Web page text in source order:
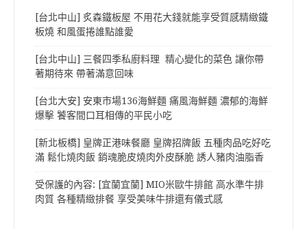
[台北中山] 炙森鐵板屋 不用花大錢就能享受質感精緻鐵
板燒 和風蛋捲誰點誰愛
[台北中山] 三餐四季私廚料理 精心變化的菜色 讓你帶
著期待來 帶著滿意回味
[台北大安] 安東市場136海鮮麵 痛風海鮮麵 濃郁的海鮮
爆擊 饕客間口耳相傳的平民小吃
[新北板橋] 皇牌正港味餐廳 皇牌招牌飯 五種肉品吃好吃
滿 鬆化燒肉飯 銷魂脆皮燒肉外皮酥脆 誘人豬肉油脂香
受保護的內容: [宜蘭宜蘭] MIO米歐牛排館 高水準牛排
肉質 各種精緻排餐 享受美味牛排還有儀式感